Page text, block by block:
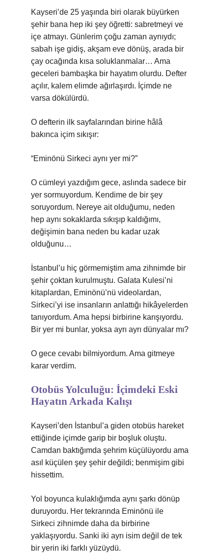
Kayseri’de 25 yaşında biri olarak büyürken
şehir bana hep iki şey öğretti: sabretmeyi ve
içe atmayı. Günlerim çoğu zaman aynıydı;
sabah işe gidiş, akşam eve dönüş, arada bir
çay ocağında kısa soluklanmalar… Ama
geceleri bambaşka bir hayatım olurdu. Defter
açılır, kalem elimde ağırlaşırdı. İçimde ne
varsa dökülürdü.
O defterin ilk sayfalarından birine hâlâ
bakınca içim sıkışır:
“Eminönü Sirkeci aynı yer mi?”
O cümleyi yazdığım gece, aslında sadece bir
yer sormuyordum. Kendime de bir şey
soruyordum. Nereye ait olduğumu, neden
hep aynı sokaklarda sıkışıp kaldığımı,
değişimin bana neden bu kadar uzak
olduğunu…
İstanbul’u hiç görmemiştim ama zihnimde bir
şehir çoktan kurulmuştu. Galata Kulesi’ni
kitaplardan, Eminönü’nü videolardan,
Sirkeci’yi ise insanların anlattığı hikâyelerden
tanıyordum. Ama hepsi birbirine karışıyordu.
Bir yer mi bunlar, yoksa ayrı ayrı dünyalar mı?
O gece cevabı bilmiyordum. Ama gitmeye
karar verdim.
Otobüs Yolculuğu: İçimdeki Eski
Hayatın Arkada Kalışı
Kayseri’den İstanbul’a giden otobüs hareket
ettiğinde içimde garip bir boşluk oluştu.
Camdan baktığımda şehrim küçülüyordu ama
asıl küçülen şey şehir değildi; benmişim gibi
hissettim.
Yol boyunca kulaklığımda aynı şarkı dönüp
duruyordu. Her tekrarında Eminönü ile
Sirkeci zihnimde daha da birbirine
yaklaşıyordu. Sanki iki ayrı isim değil de tek
bir yerin iki farklı yüzüydü.